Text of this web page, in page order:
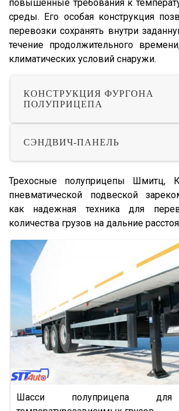
XS International
LVFS3F
SCF
SCS
SKO
SKO 24
SKO 24/L
SKI
SW 24
Cool Liner
Box Liner
Mega Liner
SDP 27
SDC 24
SDC 27
SD
S24
повышенные требования к
среды. Его особая конструкция
перевозки сохранять внутри
течение продолжительного
климатических условий снаружи.
КОНСТРУКЦИЯ ФУРГОНА
ПОЛУПРИЦЕПА
СЭНДВИЧ-ПАНЕЛЬ
Трехосные полуприцепы Шмитц,
пневматической подвеской
как надежная техника для
количества грузов на дальние
Шасси полуприцепа для